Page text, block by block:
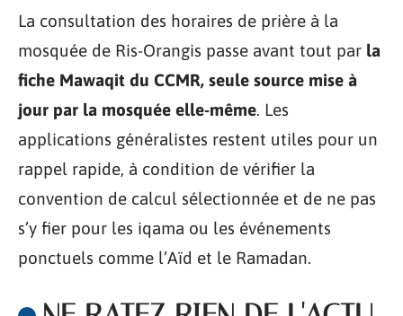
La consultation des horaires de prière à la
mosquée de Ris-Orangis passe avant tout par la
fiche Mawaqit du CCMR, seule source mise à
jour par la mosquée elle-même. Les
applications généralistes restent utiles pour un
rappel rapide, à condition de vérifier la
convention de calcul sélectionnée et de ne pas
s’y fier pour les iqama ou les événements
ponctuels comme l’Aïd et le Ramadan.